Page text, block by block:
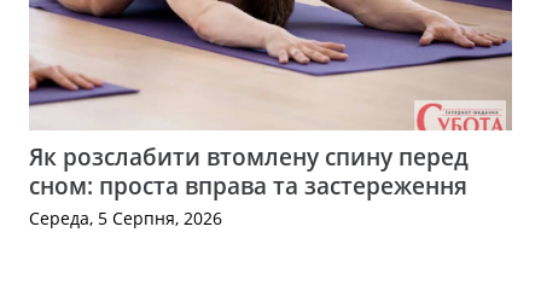
Як розслабити втомлену спину перед
сном: проста вправа та застереження
Середа, 5 Серпня, 2026